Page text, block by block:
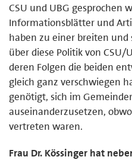
CSU und UBG gesprochen
Informationsblätter und
haben zu einer breiten und
über diese Politik von CSU/
deren Folgen die beiden
gleich ganz verschwiegen
genötigt, sich im
auseinanderzusetzen,
vertreten waren.
Frau Dr. Kössinger hat